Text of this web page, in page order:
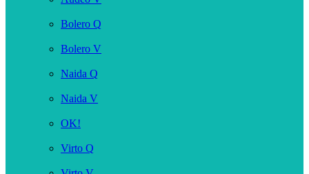
Bolero Q
Bolero V
Naida Q
Naida V
OK!
Virto Q